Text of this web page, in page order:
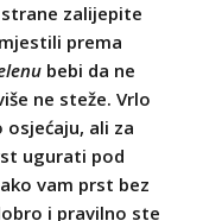
zalijepite
prema
bebi da ne
ne steže. Vrlo
ali za
ugurati pod
vam prst bez
i pravilno ste